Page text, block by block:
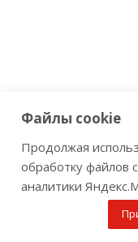
Файлы cookie
Продолжая
обработку файлов
аналитики